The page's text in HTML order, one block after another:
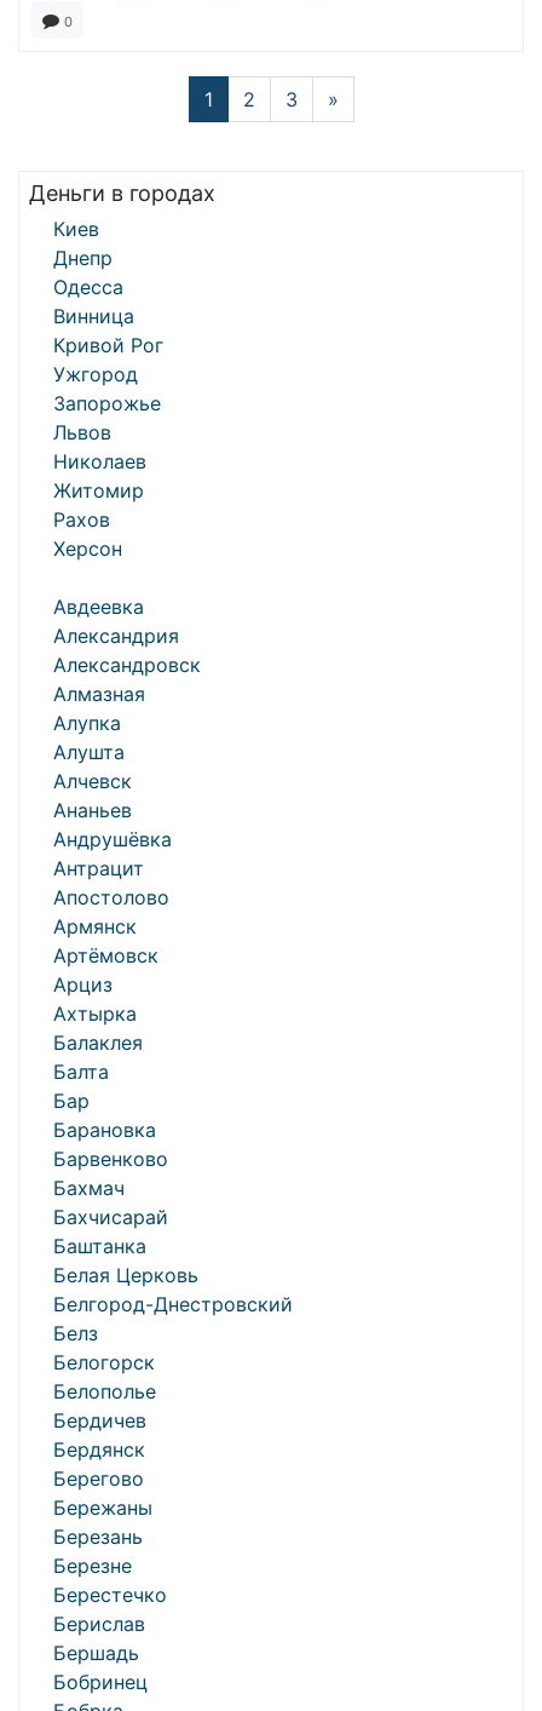
0
1 2 3 »
Деньги в городах
Киев
Днепр
Одесса
Винница
Кривой Рог
Ужгород
Запорожье
Львов
Николаев
Житомир
Рахов
Херсон
Авдеевка
Александрия
Александровск
Алмазная
Алупка
Алушта
Алчевск
Ананьев
Андрушёвка
Антрацит
Апостолово
Армянск
Артёмовск
Арциз
Ахтырка
Балаклея
Балта
Бар
Барановка
Барвенково
Бахмач
Бахчисарай
Баштанка
Белая Церковь
Белгород-Днестровский
Белз
Белогорск
Белополье
Бердичев
Бердянск
Берегово
Бережаны
Березань
Березне
Берестечко
Берислав
Бершадь
Бобринец